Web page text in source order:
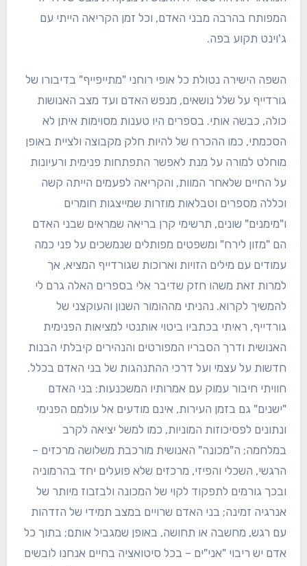
המפותח בהרבה מבני האדם, וכל זמן הקריאה הייתי עם
ג'וינט תקוע בפה.
השפה הישירה נטולת כל אופי רוחני "מתייפייף" בדיבורו של
גורדייף על שלל נושאים, מנפש האדם ועד מצב האנושות
כולה, כבשה אותי. בספרים היו טענות מסוימות איתן לא
הסכמתי, כמו ההכרח של להיות חלק מקבוצה ולציית באופן
מוחלט למורה על מנת לאפשר התפתחות פנימית ורעיונות
על החיים שלאחר המוות, והקריאה לפעמים הייתה קשה
וכללה מספרים וטבלאות מוזרות שמייצגות חומרים
ו"מימנים" שונים, תרשימי קרן בריאה שמראים שבני האדם
הם "מזון לירח" ומשפטים מפותלים שנמשכים על פני כמה
עמודים עם מילים הזויות וארוכות שגורדייף המציא, אך
למרות זאת משהו חזק שדיבר אלי בספרים האלה גרם לי
להמשיך לקרוא. נהניתי מההומור השנון והעוקצני של
גורדייף, ראיתי בכתביו ביטוי אותנטי למציאות הפנימית
האנושית ודרך הסבריו המפורטים והנהירים קיבלתי הבנות
חדשות על עצמי ועל דרכי ההתנהגות של בני האדם בכלל.
חוויתי חיבור עמוק עם אמרותיו המשכנעות: בני האדם
"ישנים" גם בזמן העירות, אינם מודעים אל עולמם הפנימי
ונתונים לפסיכוזות המוניות, כמו למשל יציאה לקרב
במלחמה; ה"מכונה" האנושית מורכבת משלושה מרכזים –
הרגשי, השכלי והפיזי, מרכזים שלא פועלים יחד בהרמוניה
ובכך גורמים לתפקוד לקוי של המכונה ולבזבוז מיותר של
אנרגיה זמינה; בני האדם שרויים במצב תמידי של הזדהות
עם רגש, מחשבה או תחושה, באופן שמגביל אותם; בתוך כל
אדם יש ריבוי "אני"ים – בכל סיטואציה בחיים אנחנו לובשים